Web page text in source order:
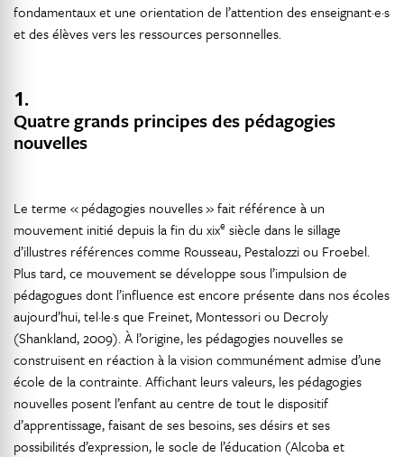
fondamentaux et une orientation de l’attention des enseignant·e·s
et des élèves vers les ressources personnelles.
1.
Quatre grands principes des pédagogies
nouvelles
Le terme « pédagogies nouvelles » fait référence à un
mouvement initié depuis la fin du xixe siècle dans le sillage
d’illustres références comme Rousseau, Pestalozzi ou Froebel.
Plus tard, ce mouvement se développe sous l’impulsion de
pédagogues dont l’influence est encore présente dans nos écoles
aujourd’hui, tel·le·s que Freinet, Montessori ou Decroly
(Shankland, 2009). À l’origine, les pédagogies nouvelles se
construisent en réaction à la vision communément admise d’une
école de la contrainte. Affichant leurs valeurs, les pédagogies
nouvelles posent l’enfant au centre de tout le dispositif
d’apprentissage, faisant de ses besoins, ses désirs et ses
possibilités d’expression, le socle de l’éducation (Alcoba et